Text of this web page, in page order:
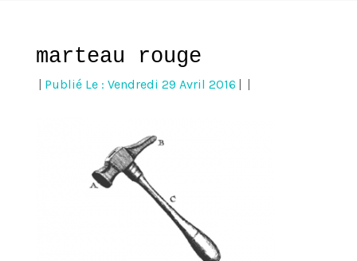
marteau rouge
Publié Le : Vendredi 29 Avril 2016